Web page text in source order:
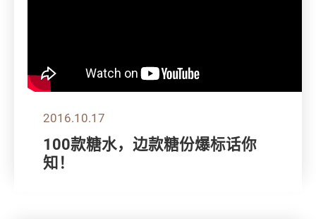
2016.10.17
100款糖水，边款糖份爆标话你
知！